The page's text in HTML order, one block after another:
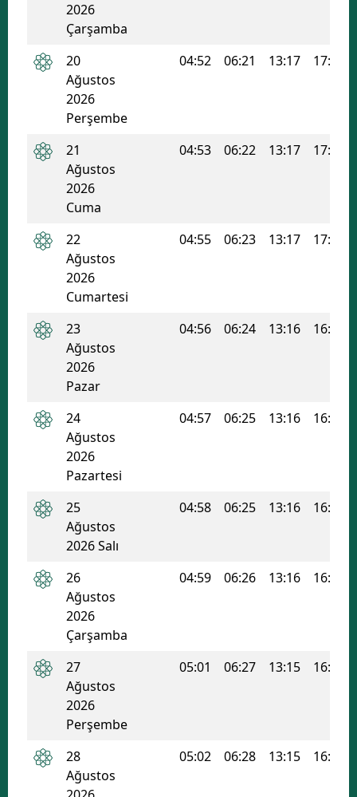
2026
Çarşamba
20
Ağustos
2026
Perşembe
04:52 06:21 13:17 17:01
21
Ağustos
2026
Cuma
04:53 06:22 13:17 17:00
22
Ağustos
2026
Cumartesi
04:55 06:23 13:17 17:00
23
Ağustos
2026
Pazar
04:56 06:24 13:16 16:59
24
Ağustos
2026
Pazartesi
04:57 06:25 13:16 16:58
25
Ağustos
2026 Salı
04:58 06:25 13:16 16:58
26
Ağustos
2026
Çarşamba
04:59 06:26 13:16 16:57
27
Ağustos
2026
Perşembe
05:01 06:27 13:15 16:56
28
Ağustos
05:02 06:28 13:15 16:56